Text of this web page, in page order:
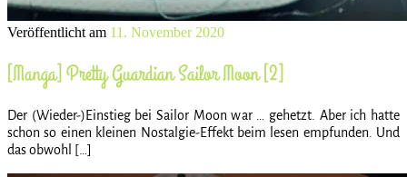
Veröffentlicht am 11. November 2020
[Manga] Pretty Guardian Sailor Moon [2]
Der (Wieder-)Einstieg bei Sailor Moon war … gehetzt. Aber ich hatte
schon so einen kleinen Nostalgie-Effekt beim lesen empfunden. Und
das obwohl […]